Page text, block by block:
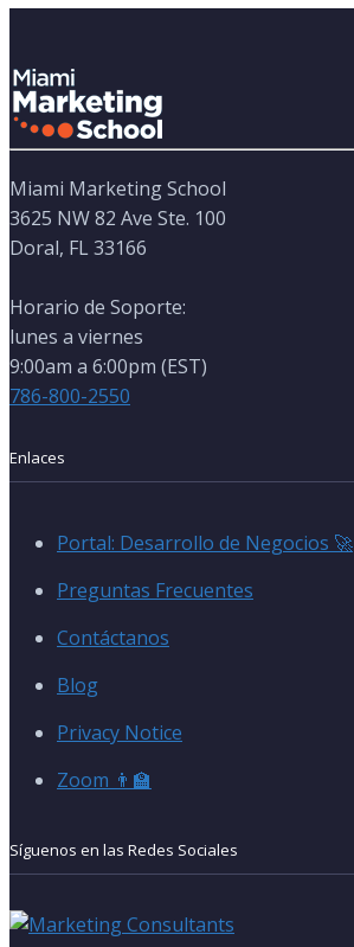
Miami Marketing School
3625 NW 82 Ave Ste. 100
Doral, FL 33166
Horario de Soporte:
lunes a viernes
9:00am a 6:00pm (EST)
786-800-2550
Enlaces
Portal: Desarrollo de Negocios 🚀
Preguntas Frecuentes
Contáctanos
Blog
Privacy Notice
Zoom 👨‍🏫
Síguenos en las Redes Sociales